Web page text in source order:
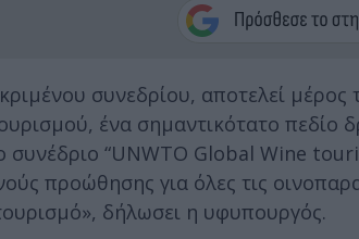
συνεδρίου, αποτελεί
ένα σημαντικότατο πεδίο
“UNWTO Global Wine
προώθησης για όλες τις
δήλωσει η υφυπουργός.